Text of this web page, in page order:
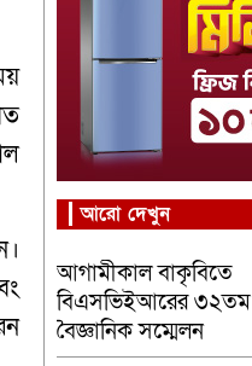
আরো দেখুন
আগামীকাল বাকৃবিতে
বিএসভিইআরের ৩২তম
বৈজ্ঞানিক সম্মেলন